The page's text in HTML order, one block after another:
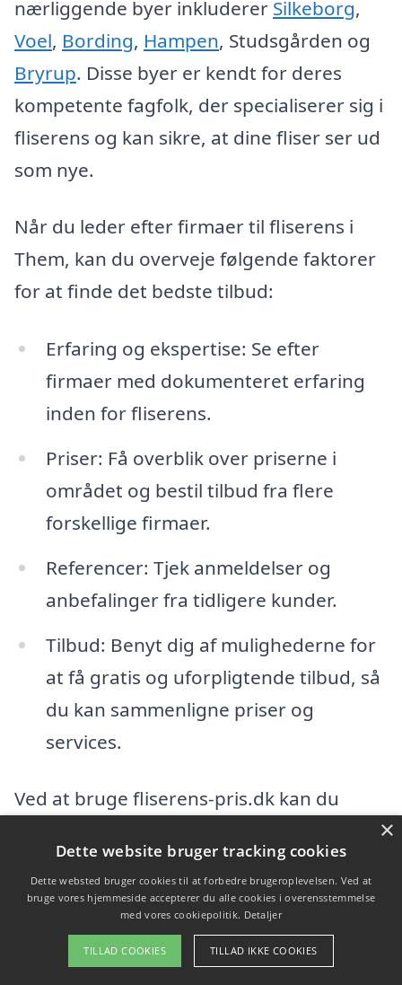
nærliggende byer inkluderer Silkeborg,
Voel, Bording, Hampen, Studsgården og
Bryrup. Disse byer er kendt for deres
kompetente fagfolk, der specialiserer sig i
fliserens og kan sikre, at dine fliser ser ud
som nye.
Når du leder efter firmaer til fliserens i
Them, kan du overveje følgende faktorer
for at finde det bedste tilbud:
Erfaring og ekspertise: Se efter
firmaer med dokumenteret erfaring
inden for fliserens.
Priser: Få overblik over priserne i
området og bestil tilbud fra flere
forskellige firmaer.
Referencer: Tjek anmeldelser og
anbefalinger fra tidligere kunder.
Tilbud: Benyt dig af mulighederne for
at få gratis og uforpligtende tilbud, så
du kan sammenligne priser og
services.
Ved at bruge fliserens-pris.dk kan du
professionelle firmaer i lokalområdet.
Platformen gør det muligt for dig at
indhente op til tre gratis tilbud fra
kvalificerede fagfolk, så du kan træffe en
×
Dette website bruger tracking cookies
Dette websted bruger cookies til at forbedre brugeroplevelsen. Ved at
bruge vores hjemmeside accepterer du alle cookies i overensstemmelse
med vores cookiepolitik. Detaljer
TILLAD COOKIES TILLAD IKKE COOKIES